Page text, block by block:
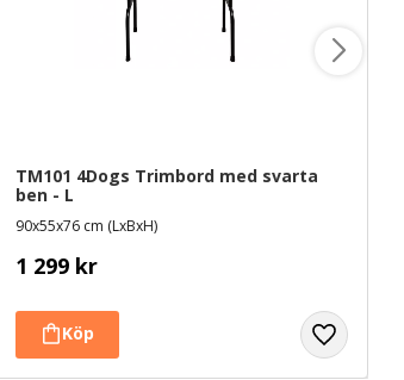
TM101 4Dogs Trimbord med svarta
ben - L
90x55x76 cm (LxBxH)
1 299 kr